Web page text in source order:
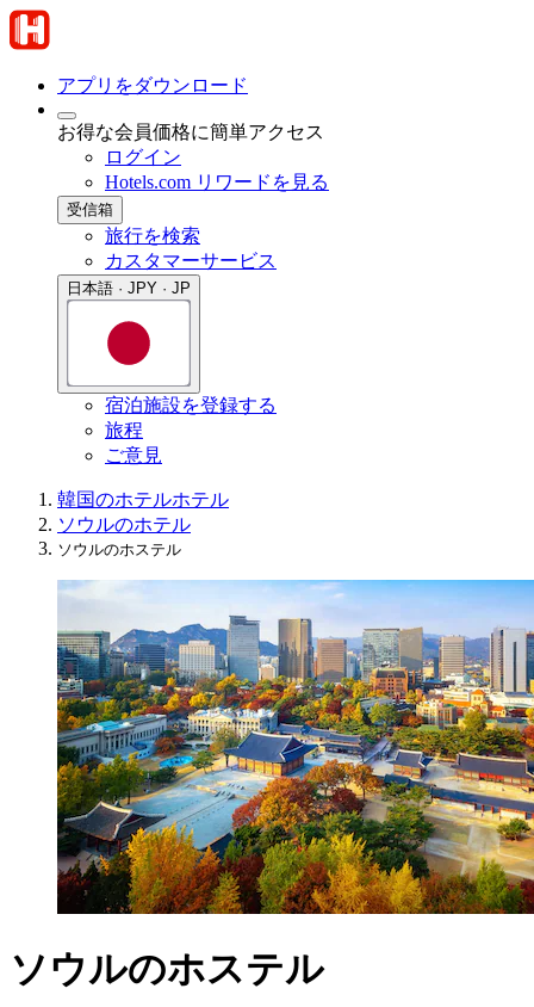
アプリをダウンロード
お得な会員価格に簡単アクセス
ログイン
Hotels.com リワードを見る
受信箱
旅行を検索
カスタマーサービス
日本語 · JPY · JP
宿泊施設を登録する
旅程
ご意見
韓国のホテルホテル
ソウルのホテル
ソウルのホステル
ソウルのホステル